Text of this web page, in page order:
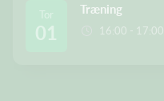
Tor
01
Træning
16:00 - 17:00